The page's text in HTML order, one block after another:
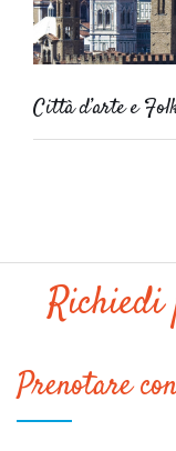
Città d’arte e
Prenotare